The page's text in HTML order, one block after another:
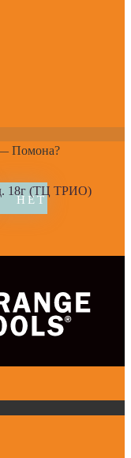
Помона?
д. 18г (ТЦ ТРИО)